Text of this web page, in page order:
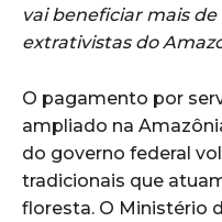
vai beneficiar mais de
extrativistas do
O pagamento por
ampliado na
do governo federal
tradicionais que
floresta. O Ministério